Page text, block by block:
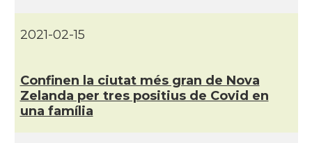
2021-02-15
Confinen la ciutat més gran de Nova
Zelanda per tres positius de Covid en
una famí­lia